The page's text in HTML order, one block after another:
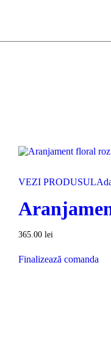
VEZI PRODUSUL
365.00 lei
Finalizează comanda